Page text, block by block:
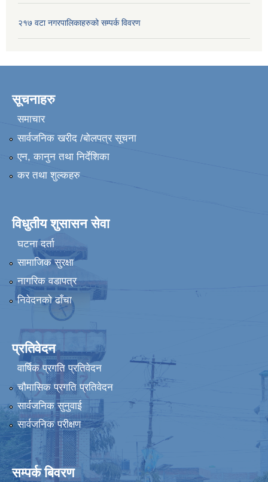
२१७ वटा नगरपालिकाहरुको सम्पर्क विवरण
सूचनाहरु
समाचार
सार्वजनिक खरीद /बोलपत्र सूचना
एन, कानुन तथा निर्देशिका
कर तथा शुल्कहरु
विधुतीय शुसासन सेवा
घटना दर्ता
सामाजिक सुरक्षा
नागरिक वडापत्र
निवेदनको ढाँचा
प्रतिवेदन
वार्षिक प्रगति प्रतिवेदन
चौमासिक प्रगति प्रतिवेदन
सार्वजनिक सुनुवाई
सार्वजनिक परीक्षण
सम्पर्क बिवरण